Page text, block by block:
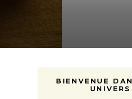
BIENVENUE
UNIVERS